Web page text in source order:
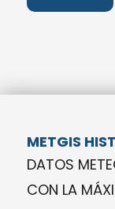
METGIS
DATOS
CON LA